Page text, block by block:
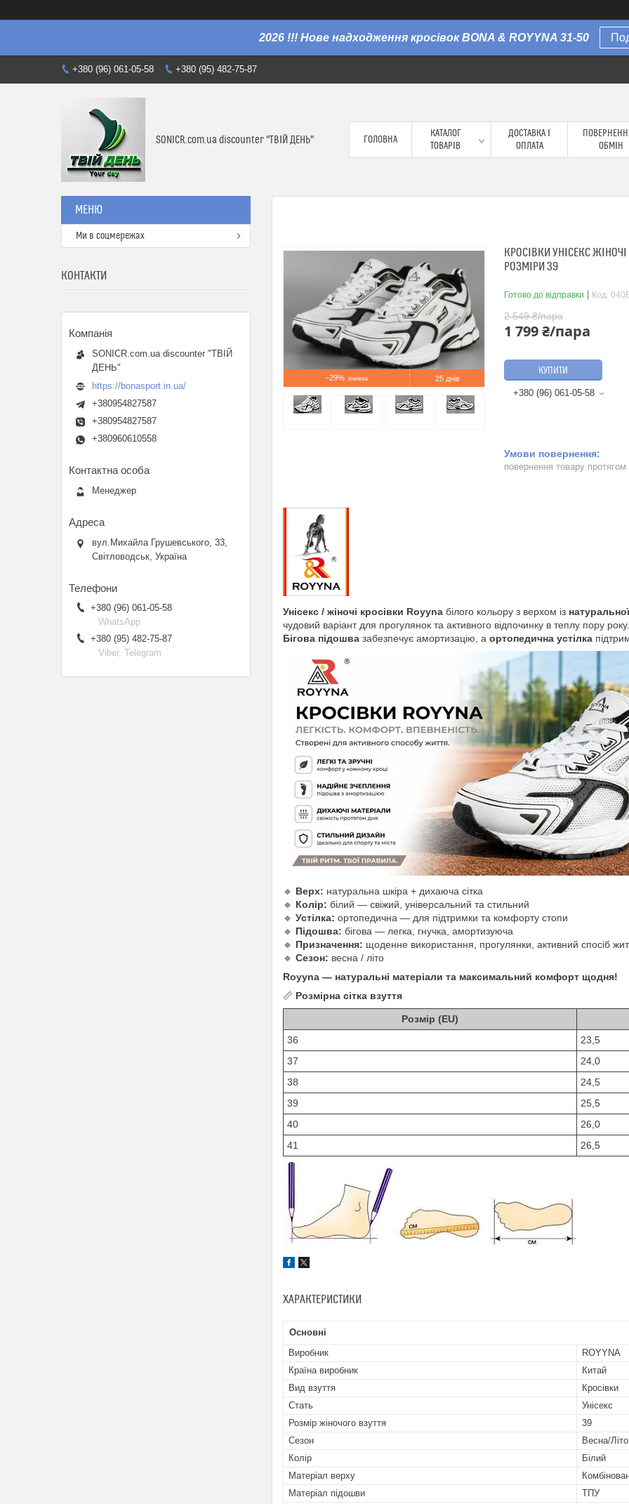
2026 !!! Нове надходження кросівок BONA & ROYYNA 31-50
+380 (96) 061-05-58 +380 (95) 482-75-87
SONICR.com.ua discounter "ТВІЙ ДЕНЬ" ГОЛОВНА
КАТАЛОГ
ТОВАРІВ
ДОСТАВКА І
ОПЛАТА
ПОВЕРНЕННЯ
ОБМІН
–29% 25 днів
КРОСІВКИ УНІСЕКС ЖІНОЧІ
РОЗМІРИ 39
Готово до відправки Код:
2 549 ₴/пара
1 799 ₴/пара
КУПИТИ
+380 (96) 061-05-58
повернення товару протягом
Унісекс / жіночі кросівки Royyna білого кольору з верхом із
чудовий варіант для прогулянок та активного відпочинку в теплу пору року.
Бігова підошва забезпечує амортизацію, а ортопедична устілка
🔹 Верх: натуральна шкіра + дихаюча сітка
🔹 Колір: білий — свіжий, універсальний та стильний
🔹 Устілка: ортопедична — для підтримки та комфорту стопи
🔹 Підошва: бігова — легка, гнучка, амортизуюча
🔹 Призначення: щоденне використання, прогулянки, активний спосіб
🔹 Сезон: весна / літо
Royyna — натуральні матеріали та максимальний комфорт щодня!
📏 Розмірна сітка взуття
Розмір (EU)
36
23,5
37
24,0
38
24,5
39
25,5
40
26,0
41
26,5
ХАРАКТЕРИСТИКИ
Основні
Виробник
ROYYNA
Країна виробник
Китай
Вид взуття
Кросівки
Стать
Унісекс
Розмір жіночого взуття
39
Сезон
Весна/Літо
Колір
Білий
Матеріал верху
Матеріал підошви
ТПУ
Ми в соцмережах
КОНТАКТИ
SONICR.com.ua discounter "ТВІЙ
ДЕНЬ"
https://bonasport.in.ua/
+380954827587
+380954827587
+380960610558
Менеджер
вул.Михайла Грушевського, 33,
Світловодськ, Україна
+380 (96) 061-05-58
WhatsApp
+380 (95) 482-75-87
Viber, Telegram